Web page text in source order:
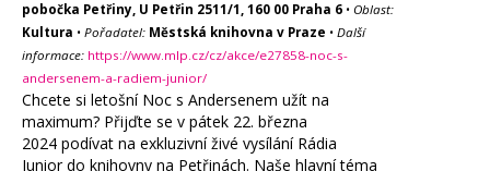
pobočka Petřiny, U Petřin 2511/1, 160 00 Praha 6 • Oblast:
Kultura • Pořadatel: Městská knihovna v Praze • Další
informace: https://www.mlp.cz/cz/akce/e27858-noc-s-
andersenem-a-radiem-junior/
Chcete si letošní Noc s Andersenem užít na
maximum? Přijďte se v pátek 22. března
2024 podívat na exkluzivní živé vysílání Rádia
Junior do knihovny na Petřinách. Naše hlavní téma